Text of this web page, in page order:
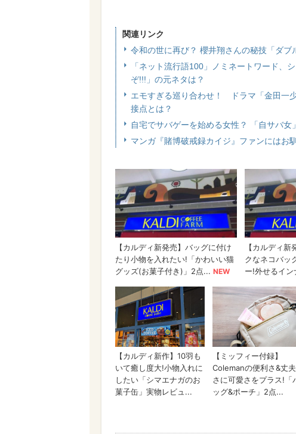
関連リンク
令和の世に再び？ 櫻井翔さんの秘技「ダブ
「ネット流行語100」ノミネートワード、
ぞ!!!」の元ネタは？
エモすぎる巡り合わせ！ ドラマ「金田一
接点とは？
自宅でサバゲーを始める女性？ 「自サバ女
マンガ『賭博破戒録カイジ』ファンにはお